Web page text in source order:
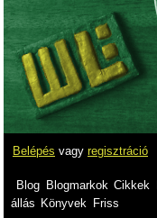
Belépés vagy regisztráció
Blog Blogmarkok Cikkek
állás Könyvek Friss